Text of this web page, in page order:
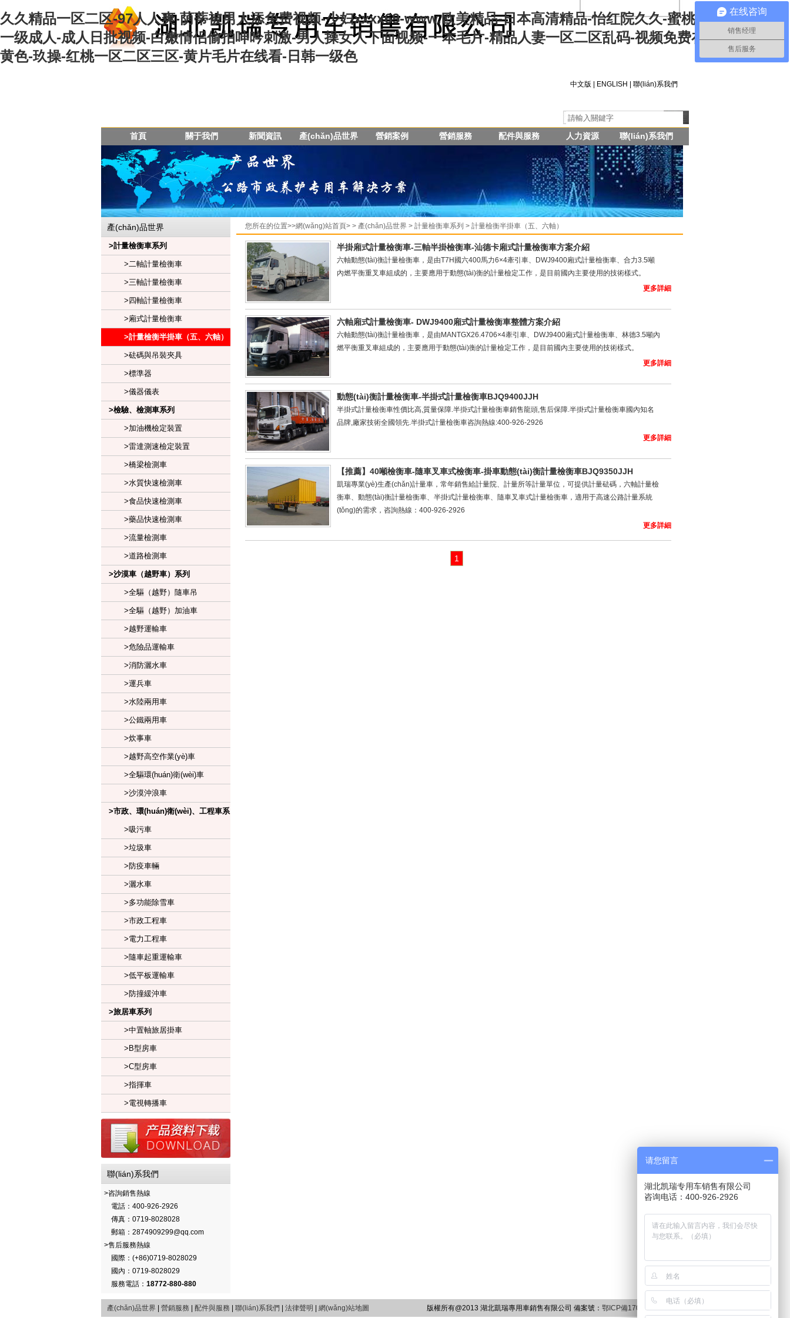
久久精品一区二区-97人人爽-荫蒂被男人添免费视频-少妇xxxx69-www.欧美精品-日本高清精品-怡红院久久-蜜桃久久久久-欧美
一级成人-成人日批视频-白嫩情侣偷拍呻吟刺激-男人操女人下面视频-一本毛片-精品人妻一区二区乱码-视频免费在线-中国三级
黄色-玖操-红桃一区二区三区-黄片毛片在线看-日韩一级色
中文版 ENGLISH 聯(lián)系我們
首頁 關于我們 新聞資訊 產(chǎn)品世界 營銷案例 營銷服務 配件與服務 人力資源 聯(lián)系我們
產(chǎn)品世界
>計量檢衡車系列
>二軸計量檢衡車
>三軸計量檢衡車
>四軸計量檢衡車
>廂式計量檢衡車
>計量檢衡半掛車（五、六軸）
>砝碼與吊裝夾具
>標準器
>儀器儀表
>檢驗、檢測車系列
>加油機檢定裝置
>雷達測速檢定裝置
>橋梁檢測車
>水質快速檢測車
>食品快速檢測車
>藥品快速檢測車
>流量檢測車
>道路檢測車
>沙漠車（越野車）系列
>全驅（越野）隨車吊
>全驅（越野）加油車
>越野運輸車
>危險品運輸車
>消防灑水車
>運兵車
>水陸兩用車
>公鐵兩用車
>炊事車
>越野高空作業(yè)車
>全驅環(huán)衛(wèi)車
>沙漠沖浪車
>市政、環(huán)衛(wèi)、工程車系
>吸污車
>垃圾車
>防疫車輛
>灑水車
>多功能除雪車
>市政工程車
>電力工程車
>隨車起重運輸車
>低平板運輸車
>防撞緩沖車
>旅居車系列
>中置軸旅居掛車
>B型房車
>C型房車
>指揮車
>電視轉播車
聯(lián)系我們
>咨詢銷售熱線
電話：400-926-2926
傳真：0719-8028028
郵箱：2874909299@qq.com
>售后服務熱線
國際：(+86)0719-8028029
國內：0719-8028029
服務電話： 18772-880-880
您所在的位置>>網(wǎng)站首頁> > 產(chǎn)品世界 > 計量檢衡車系列 > 計量檢衡半掛車（五、六軸）
半掛廂式計量檢衡車-三軸半掛檢衡車-汕德卡廂式計量檢衡車方案介紹
六軸動態(tài)衡計量檢衡車，是由T7H國六400馬力6×4牽引車、DWJ9400廂式計量檢衡車、合力3.5噸
內燃平衡重叉車組成的，主要應用于動態(tài)衡的計量檢定工作，是目前國內主要使用的技術樣式。
更多詳細
六軸廂式計量檢衡車- DWJ9400廂式計量檢衡車整體方案介紹
六軸動態(tài)衡計量檢衡車，是由MANTGX26.4706×4牽引車、DWJ9400廂式計量檢衡車、林德3.5噸內
燃平衡重叉車組成的，主要應用于動態(tài)衡的計量檢定工作，是目前國內主要使用的技術樣式。
更多詳細
動態(tài)衡計量檢衡車-半掛式計量檢衡車BJQ9400JJH
半掛式計量檢衡車性價比高,質量保障.半掛式計量檢衡車銷售龍頭,售后保障.半掛式計量檢衡車國內知名
品牌,廠家技術全國領先.半掛式計量檢衡車咨詢熱線:400-926-2926
更多詳細
【推薦】40噸檢衡車-隨車叉車式檢衡車-掛車動態(tài)衡計量檢衡車BJQ9350JJH
凱瑞專業(yè)生產(chǎn)計量車，常年銷售給計量院、計量所等計量單位，可提供計量砝碼，六軸計量檢
衡車、動態(tài)衡計量檢衡車、半掛式計量檢衡車、隨車叉車式計量檢衡車，適用于高速公路計量系統
(tǒng)的需求，咨詢熱線：400-926-2926
更多詳細
1
產(chǎn)品世界 營銷服務 配件與服務 聯(lián)系我們 法律聲明 網(wǎng)站地圖 版權所有@2013 湖北凱瑞專用車銷售有限公司 備案號： 鄂ICP備17005936號-1
在线咨询
销售经理
售后服务
请您留言
湖北凯瑞专用车销售有限公司
咨询电话：400-926-2926